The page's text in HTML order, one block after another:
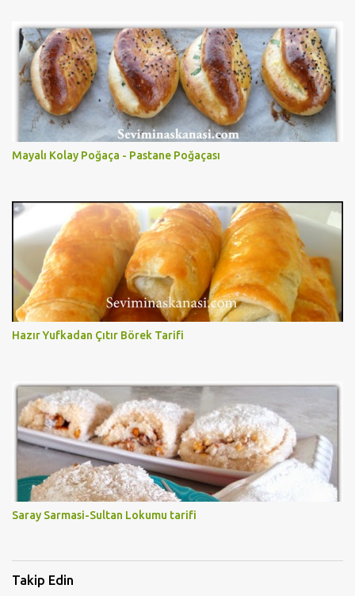
Mayalı Kolay Poğaça - Pastane Poğaçası
Hazır Yufkadan Çıtır Börek Tarifi
Saray Sarmasi-Sultan Lokumu tarifi
Takip Edin